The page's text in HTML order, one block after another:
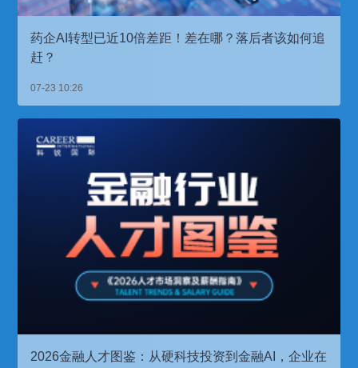
药企AI转型已近10倍差距！差在哪？落后者该如何追
赶？
07-23 10:26
2026金融人才图鉴：从硬科技投资到金融AI，企业在